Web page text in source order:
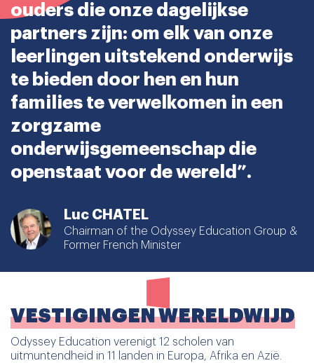
ouders die onze dagelijkse
partners zijn: om elk van onze
leerlingen uitstekend onderwijs
te bieden door hen en hun
families te verwelkomen in een
zorgzame
onderwijsgemeenschap die
openstaat voor de wereld”.
Luc CHATEL
Chairman of the Odyssey Education Group &
Former French Minister
VESTIGINGEN WERELDWIJD
Odyssey Education verenigt 12 scholen van
uitmuntendheid in 11 landen in Europa, Afrika en Azië.